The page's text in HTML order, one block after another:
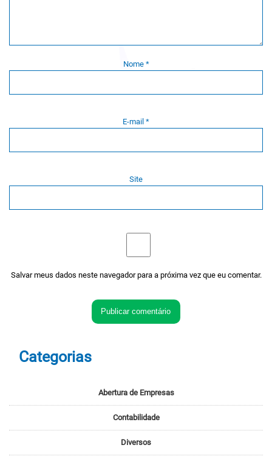
Nome *
E-mail *
Site
Salvar meus dados neste navegador para a próxima vez que eu comentar.
Categorias
Abertura de Empresas
Contabilidade
Diversos